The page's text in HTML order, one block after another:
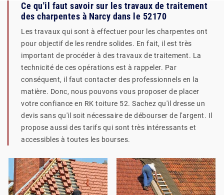
Ce qu'il faut savoir sur les travaux de traitement
des charpentes à Narcy dans le 52170
Les travaux qui sont à effectuer pour les charpentes ont
pour objectif de les rendre solides. En fait, il est très
important de procéder à des travaux de traitement. La
technicité de ces opérations est à rappeler. Par
conséquent, il faut contacter des professionnels en la
matière. Donc, nous pouvons vous proposer de placer
votre confiance en RK toiture 52. Sachez qu'il dresse un
devis sans qu'il soit nécessaire de débourser de l'argent. Il
propose aussi des tarifs qui sont très intéressants et
accessibles à toutes les bourses.